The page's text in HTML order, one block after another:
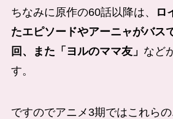
ちなみに原作の60話以降は、
ロ
たエピソードやアーニャがバス
回、また「ヨルのママ友」 など
す。
ですのでアニメ3期ではこれら